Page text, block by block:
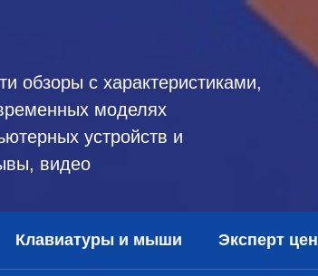
обзоры с характеристиками,
моделях
устройств и
видео
Клавиатуры и мыши Эксперт цен